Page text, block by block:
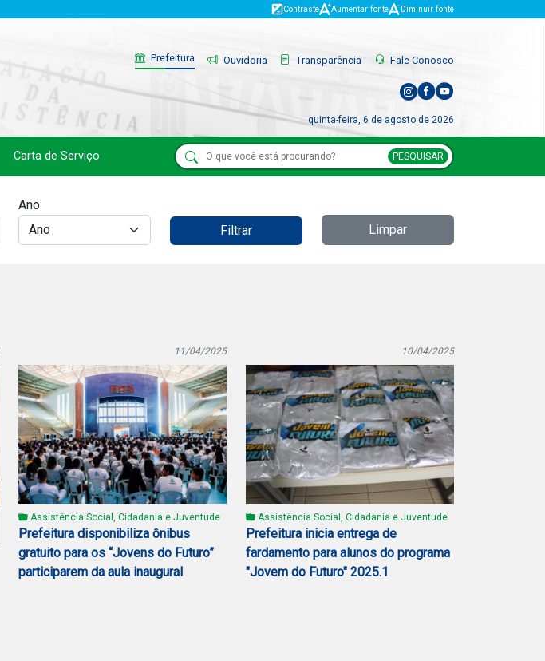
Contraste Aumentar fonte Diminuir fonte
Prefeitura Ouvidoria Transparência Fale Conosco
quinta-feira, 6 de agosto de 2026
Carta de Serviço PESQUISAR
Ano
Filtrar
Limpar
11/04/2025
Assistência Social, Cidadania e Juventude
Prefeitura disponibiliza ônibus
gratuito para os “Jovens do Futuro”
participarem da aula inaugural
10/04/2025
Assistência Social, Cidadania e Juventude
Prefeitura inicia entrega de
fardamento para alunos do programa
"Jovem do Futuro" 2025.1